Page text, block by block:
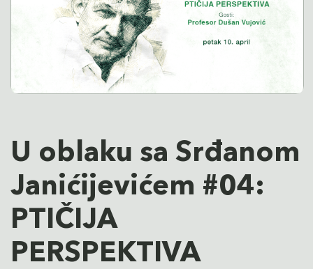
U oblaku sa Srđanom
Janićijevićem #04:
PTIČIJA
PERSPEKTIVA